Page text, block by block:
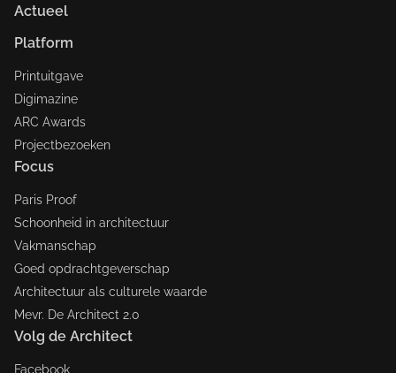
Actueel
Platform
Printuitgave
Digimazine
ARC Awards
Projectbezoeken
Focus
Paris Proof
Schoonheid in architectuur
Vakmanschap
Goed opdrachtgeverschap
Architectuur als culturele waarde
Mevr. De Architect 2.0
Volg de Architect
Facebook